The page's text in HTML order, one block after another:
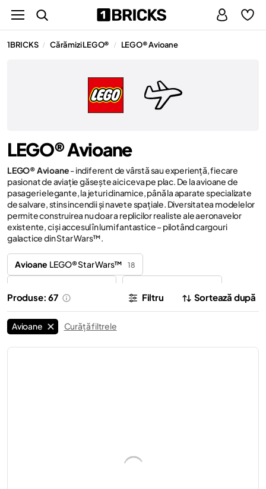
1BRICKS / Cărămizi LEGO® / LEGO® Avioane
LEGO® Avioane
LEGO® Avioane- indiferent de vârstă sau experiență, fiecare
pasionat de aviație găsește aici ceva pe plac. De la avioane de
pasageri elegante, la jeturi dinamice, până la aparate specializate
de salvare, stins incendii și navete spațiale. Diversitatea modelelor
permite construirea nu doar a replicilor realiste ale aeronavelor
existente, ci și accesul în lumi fantastice – pilotând cargouri
galactice din Star Wars™.
Avioane LEGO® Star Wars™ 18
Produse: 67 Filtru Sortează după
Avioane Curăță filtrele